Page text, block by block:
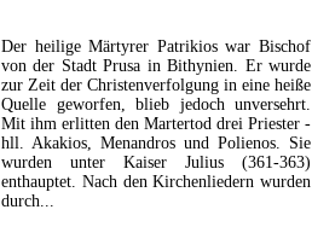
Der heilige Märtyrer Patrikios war Bischof
von der Stadt Prusa in Bithynien. Er wurde
zur Zeit der Christenverfolgung in eine heiße
Quelle geworfen, blieb jedoch unversehrt.
Mit ihm erlitten den Martertod drei Priester -
hll. Akakios, Menandros und Polienos. Sie
wurden unter Kaiser Julius (361-363)
enthauptet. Nach den Kirchenliedern wurden
durch...